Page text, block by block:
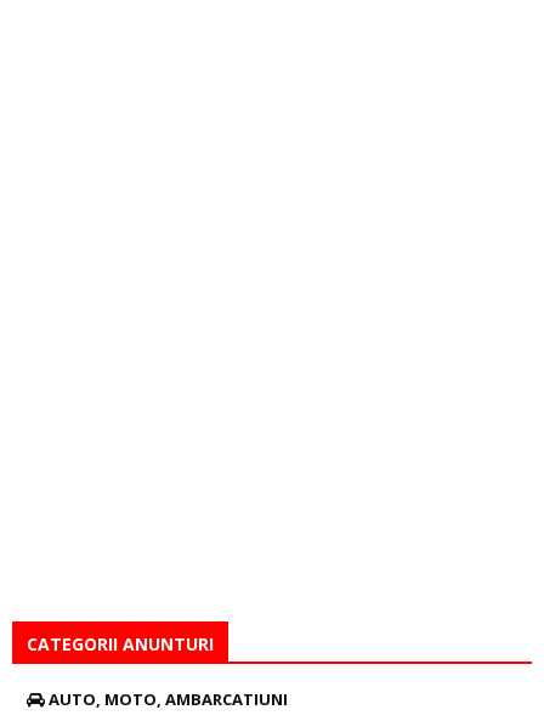
CATEGORII ANUNTURI
AUTO, MOTO, AMBARCATIUNI